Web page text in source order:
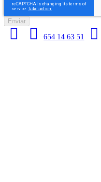
Enviar
654 14 63 51